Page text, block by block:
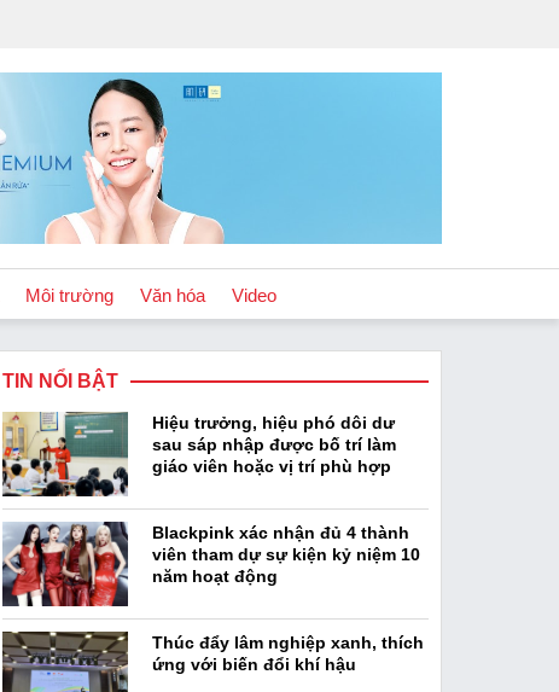
Môi trường Văn hóa
Podcast
Video
TIN NỔI BẬT
Hiệu trưởng, hiệu phó dôi dư
sau sáp nhập được bố trí làm
giáo viên hoặc vị trí phù hợp
Blackpink xác nhận đủ 4 thành
viên tham dự sự kiện kỷ niệm 10
năm hoạt động
Thúc đẩy lâm nghiệp xanh, thích
ứng với biến đổi khí hậu